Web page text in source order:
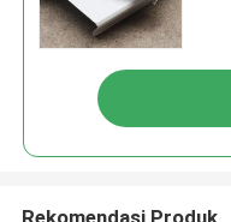
Rekomendasi Produk